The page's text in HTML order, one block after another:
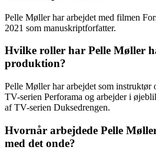
Pelle Møller har arbejdet med filmen
2021 som manuskriptforfatter.
Hvilke roller har Pelle Møller
produktion?
Pelle Møller har arbejdet som instruktør
TV-serien Perforama og arbejder i
af TV-serien Duksedrengen.
Hvornår arbejdede Pelle
med det onde?